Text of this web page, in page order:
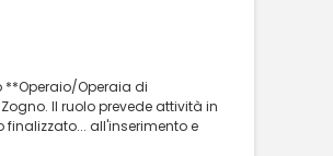
**Operaio/Operaia di
Il ruolo prevede attività in
all'inserimento e